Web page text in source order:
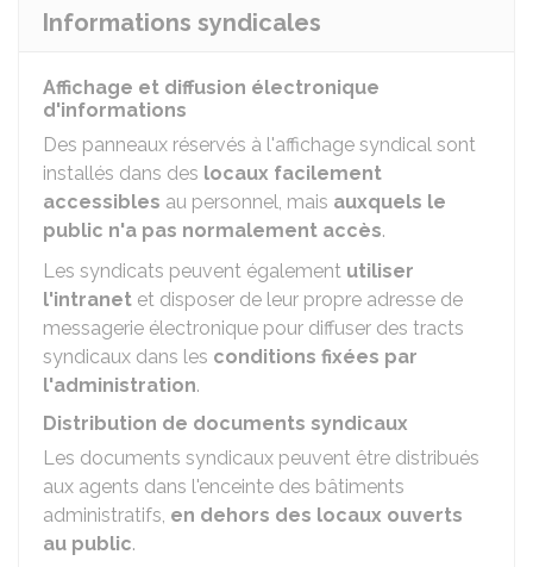
Informations syndicales
Affichage et diffusion électronique
d'informations
Des panneaux réservés à l'affichage syndical sont
installés dans des locaux facilement
accessibles au personnel, mais auxquels le
public n'a pas normalement accès.
Les syndicats peuvent également utiliser
l'intranet et disposer de leur propre adresse de
messagerie électronique pour diffuser des tracts
syndicaux dans les conditions fixées par
l'administration.
Distribution de documents syndicaux
Les documents syndicaux peuvent être distribués
aux agents dans l'enceinte des bâtiments
administratifs, en dehors des locaux ouverts
au public.